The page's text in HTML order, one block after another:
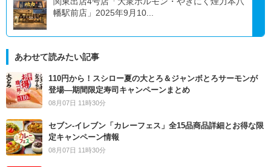
幡駅前店」2025年9月10...
あわせて読みたい記事
110円から！スシロー夏の大とろ＆ジャンボとろサーモンが
登場―期間限定寿司キャンペーンまとめ
08月07日 11時30分
セブン‐イレブン「カレーフェス」全15品商品詳細とお得な限
定キャンペーン情報
08月07日 11時30分